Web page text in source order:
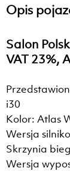
Opis
Salon
VAT 23%,
i30
Kolor: Atlas
Wersja
Skrzynia
Wersja